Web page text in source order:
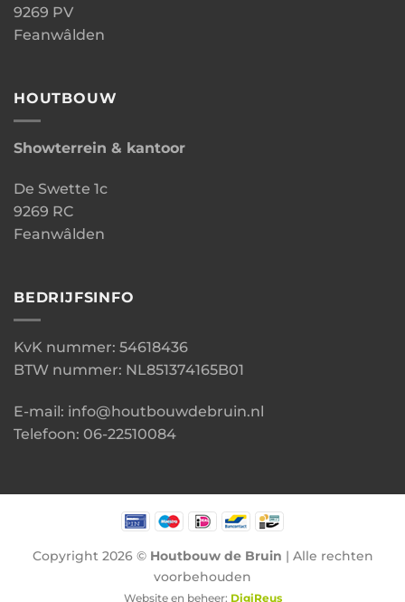
9269 PV
Feanwâlden
HOUTBOUW
Showterrein & kantoor
De Swette 1c
9269 RC
Feanwâlden
BEDRIJFSINFO
KvK nummer: 54618436
BTW nummer: NL851374165B01
E-mail: info@houtbouwdebruin.nl
Telefoon: 06-22510084
Copyright 2026 © Houtbouw de Bruin | Alle rechten
voorbehouden
Website en beheer: DigiReus